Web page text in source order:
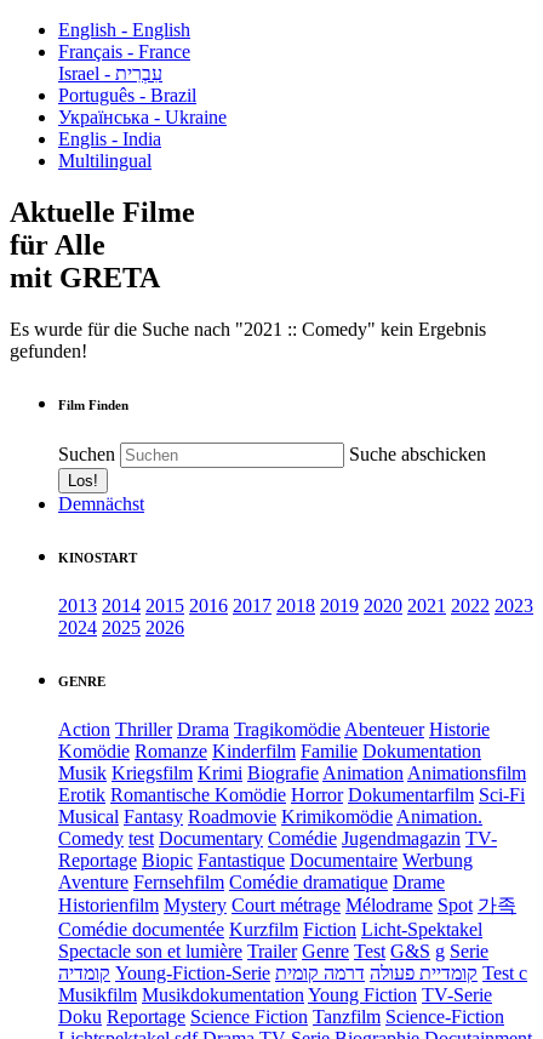
English - English
Français - France
עִבְרִית - Israel
Português - Brazil
Українська - Ukraine
Englis - India
Multilingual
Aktuelle Filme
für Alle
mit GRETA
Es wurde für die Suche nach "2021 :: Comedy" kein Ergebnis
gefunden!
Film Finden
Suchen Suche abschicken
Demnächst
KINOSTART
2013 2014 2015 2016 2017 2018 2019 2020 2021 2022 2023
2024 2025 2026
GENRE
Action Thriller Drama Tragikomödie Abenteuer Historie
Komödie Romanze Kinderfilm Familie Dokumentation
Musik Kriegsfilm Krimi Biografie Animation Animationsfilm
Erotik Romantische Komödie Horror Dokumentarfilm Sci-Fi
Musical Fantasy Roadmovie Krimikomödie Animation.
Comedy test Documentary Comédie Jugendmagazin TV-
Reportage Biopic Fantastique Documentaire Werbung
Aventure Fernsehfilm Comédie dramatique Drame
Historienfilm Mystery Court métrage Mélodrame Spot 가족
Comédie documentée Kurzfilm Fiction Licht-Spektakel
Spectacle son et lumière Trailer Genre Test G&S g Serie
קומדיה Young-Fiction-Serie קומדיית פעולה דרמה קומית
Test c
Musikfilm Musikdokumentation Young Fiction TV-Serie
Doku Reportage Science Fiction Tanzfilm Science-Fiction